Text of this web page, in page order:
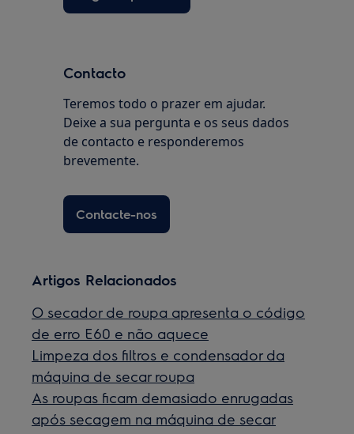
Contacto
Teremos todo o prazer em ajudar.
Deixe a sua pergunta e os seus dados
de contacto e responderemos
brevemente.
Contacte-nos
Artigos Relacionados
O secador de roupa apresenta o código
de erro E60 e não aquece
Limpeza dos filtros e condensador da
máquina de secar roupa
As roupas ficam demasiado enrugadas
após secagem na máquina de secar